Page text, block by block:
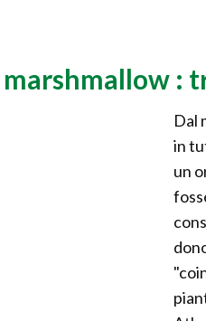
:
Dal
in
un